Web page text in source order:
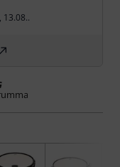
13.08..